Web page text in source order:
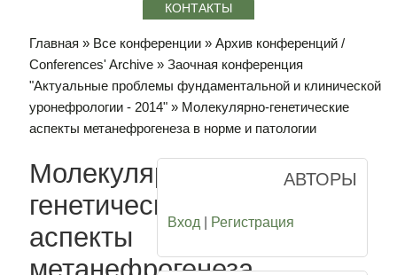
КОНТАКТЫ
Главная » Все конференции »Архив конференций /
Conferences' Archive »Заочная конференция
"Актуальные проблемы фундаментальной и клинической
уронефрологии - 2014" » Молекулярно-генетические
аспекты метанефрогенеза в норме и патологии
Молекулярно-
генетические
аспекты
АВТОРЫ
Вход Регистрация